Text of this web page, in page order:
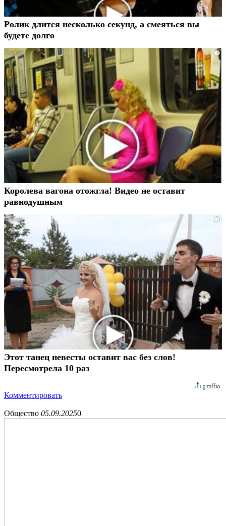
Ролик длится несколько секунд, а смеяться вы
будете долго
i
Королева вагона отожгла! Видео не оставит
равнодушным
i
Этот танец невесты оставит вас без слов!
Пересмотрела 10 раз
Комментировать
Общество 05.09.20250